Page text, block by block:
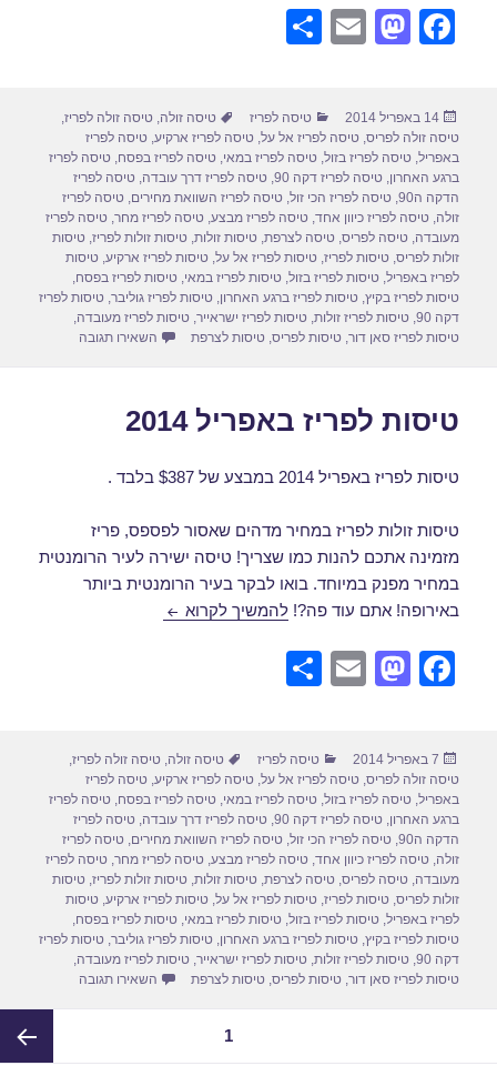
F
e
b
o
o
k
M
o
d
o
n
E
e
פורסם
בתאריך
14 באפריל 2014 קטגוריות
טיסה לפריז תגיות
טיסה זולה ,טיסה זולה לפריז
טיסה זולה לפריס ,טיסה לפריז אל על ,טיסה לפריז ארקיע ,טיסה לפריז
באפריל ,טיסה לפריז בזול ,טיסה לפריז במאי ,טיסה לפריז בפסח ,טיסה לפריז
ברגע האחרון ,טיסה לפריז דקה 90 ,טיסה לפריז דרך עובדה ,טיסה לפריז
הדקה ה90
,טיסה לפריז הכי זול ,טיסה לפריז השוואת מחירים ,טיסה לפריז
זולה ,טיסה לפריז כיוון אחד ,טיסה לפריז מבצע ,טיסה לפריז מחר ,טיסה לפריז
מעובדה ,טיסה לפריס ,טיסה לצרפת ,טיסות זולות ,טיסות זולות לפריז ,טיסות
זולות לפריס ,טיסות לפריז ,טיסות לפריז אל על ,טיסות לפריז ארקיע ,טיסות
לפריז באפריל ,טיסות לפריז בזול ,טיסות לפריז במאי ,טיסות לפריז בפסח
טיסות לפריז בקיץ ,טיסות לפריז ברגע האחרון ,טיסות לפריז גוליבר ,טיסות לפריז
דקה 90
,טיסות לפריז זולות ,טיסות לפריז ישראייר ,טיסות לפריז מעובדה
טיסות לפריז סאן דור ,טיסות לפריס ,טיסות לצרפת השאירו תגובה
טיסות לפריז באפריל 2014
טיסות לפריז באפריל 2014 במבצע של $387 בלבד .
טיסות זולות לפריז במחיר מדהים שאסור לפספס, פריז
מזמינה אתכם להנות כמו שצריך! טיסה ישירה לעיר הרומנטית
במחיר מפנק במיוחד. בואו לבקר בעיר הרומנטית ביותר
באירופה! אתם עוד פה?!להמשיך לקרוא טיסות לפריז באפריל 2014
F
e
b
o
o
k
M
o
d
o
n
E
e
פורסם
בתאריך
7 באפריל 2014 קטגוריות
טיסה לפריז תגיות
טיסה זולה,טיסה זולה לפריז,
טיסה זולה לפריס,טיסה לפריז אל על,טיסה לפריז ארקיע,טיסה לפריז
באפריל,טיסה לפריז בזול,טיסה לפריז במאי,טיסה לפריז בפסח,טיסה לפריז
ברגע האחרון,טיסה לפריז דקה 90 ,טיסה לפריז דרך עובדה,טיסה לפריז
הדקה ה90
,טיסה לפריז הכי זול,טיסה לפריז השוואת מחירים,טיסה לפריז
זולה,טיסה לפריז כיוון אחד,טיסה לפריז מבצע,טיסה לפריז מחר,טיסה לפריז
מעובדה,טיסה לפריס,טיסה לצרפת,טיסות זולות,טיסות זולות לפריז,טיסות
זולות לפריס,טיסות לפריז,טיסות לפריז אל על,טיסות לפריז ארקיע,טיסות
לפריז באפריל,טיסות לפריז בזול,טיסות לפריז במאי,טיסות לפריז בפסח,
טיסות לפריז בקיץ,טיסות לפריז ברגע האחרון,טיסות לפריז גוליבר,טיסות לפריז
דקה 90
,טיסות לפריז זולות,טיסות לפריז ישראייר,טיסות לפריז מעובדה,
טיסות לפריז סאן דור,טיסות לפריס,טיסות לצרפת השאירו תגובה
עמוד1